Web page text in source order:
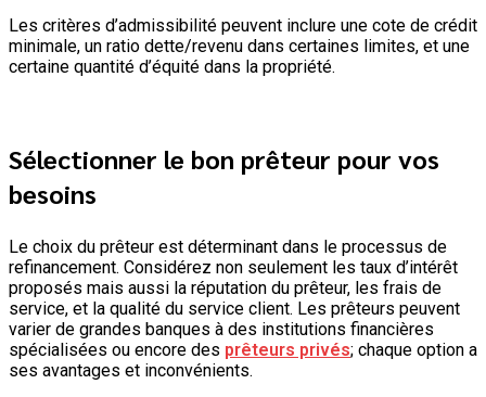
Les critères d’admissibilité peuvent inclure une cote de crédit
minimale, un ratio dette/revenu dans certaines limites, et une
certaine quantité d’équité dans la propriété.
Sélectionner le bon prêteur pour vos
besoins
Le choix du prêteur est déterminant dans le processus de
refinancement. Considérez non seulement les taux d’intérêt
proposés mais aussi la réputation du prêteur, les frais de
service, et la qualité du service client. Les prêteurs peuvent
varier de grandes banques à des institutions financières
spécialisées ou encore des prêteurs privés; chaque option a
ses avantages et inconvénients.